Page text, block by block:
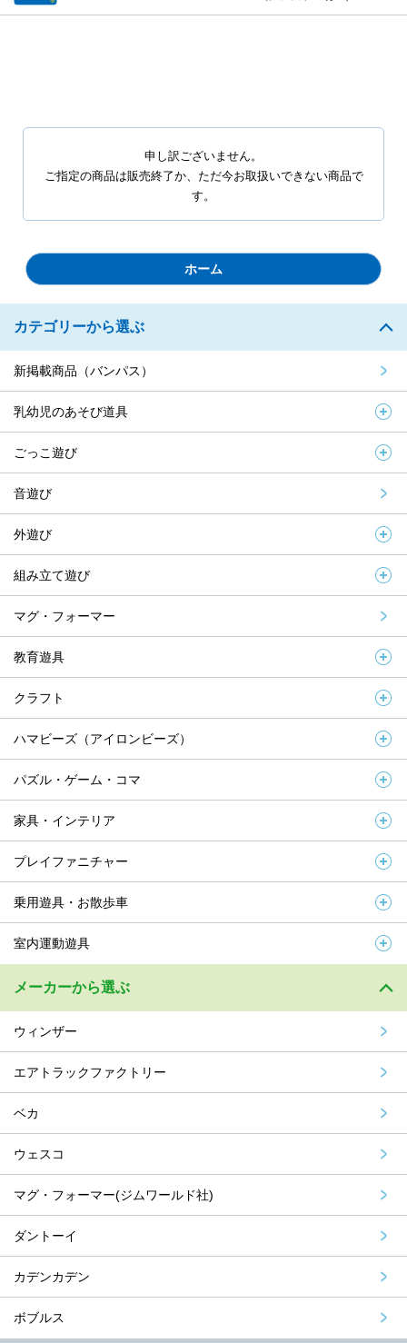
申し訳ございません。
ご指定の商品は販売終了か、ただ今お取扱いできない商品で
す。
ホーム
カテゴリーから選ぶ
新掲載商品（バンパス）
乳幼児のあそび道具
ごっこ遊び
音遊び
外遊び
組み立て遊び
マグ・フォーマー
教育遊具
クラフト
ハマビーズ（アイロンビーズ）
パズル・ゲーム・コマ
家具・インテリア
プレイファニチャー
乗用遊具・お散歩車
室内運動遊具
メーカーから選ぶ
ウィンザー
エアトラックファクトリー
ベカ
ウェスコ
マグ・フォーマー(ジムワールド社)
ダントーイ
カデンカデン
ボブルス